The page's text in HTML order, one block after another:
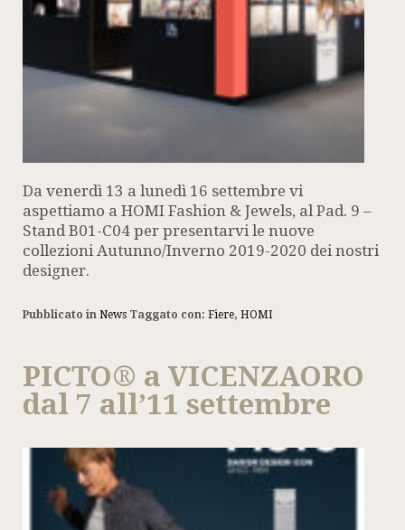
Da venerdì 13 a lunedì 16 settembre vi
aspettiamo a HOMI Fashion & Jewels, al Pad. 9 –
Stand B01-C04 per presentarvi le nuove
collezioni Autunno/Inverno 2019-2020 dei nostri
designer.
Pubblicato in News Taggato con: Fiere, HOMI
PICTO® a VICENZAORO
dal 7 all’11 settembre